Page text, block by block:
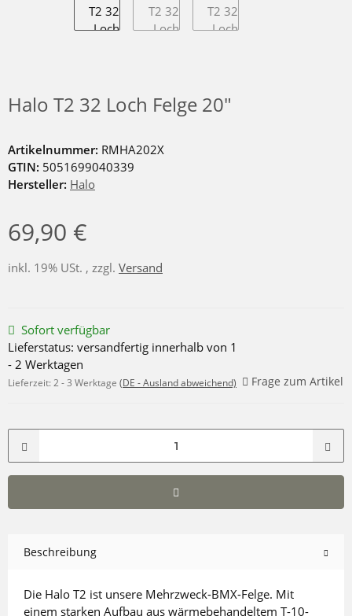
Halo T2 32 Loch Felge 20"
Artikelnummer: RMHA202X
GTIN: 5051699040339
Hersteller: Halo
69,90 €
inkl. 19% USt. , zzgl. Versand
Sofort verfügbar
Lieferstatus: versandfertig innerhalb von 1
- 2 Werktagen
Lieferzeit: 2 - 3 Werktage (DE - Ausland abweichend) Frage zum Artikel
Beschreibung
Die Halo T2 ist unsere Mehrzweck-BMX-Felge. Mit
einem starken Aufbau aus wärmebehandeltem T-10-